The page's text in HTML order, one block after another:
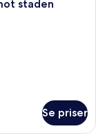
staden
Se priser